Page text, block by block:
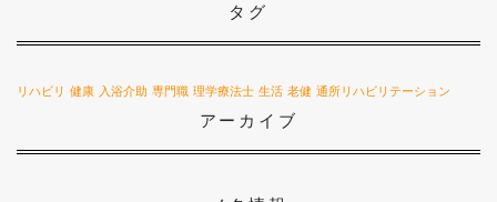
タグ
リハビリ 健康 入浴介助 専門職 理学療法士 生活 老健 通所リハビリテーション
アーカイブ